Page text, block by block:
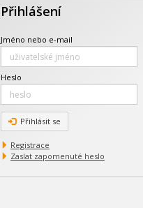
Přihlášení
Jméno nebo e-mail
Heslo
Přihlásit se
Registrace
Zaslat zapomenuté heslo